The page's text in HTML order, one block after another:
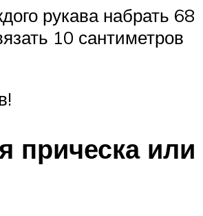
рукава набрать 68
10 сантиметров
прическа или